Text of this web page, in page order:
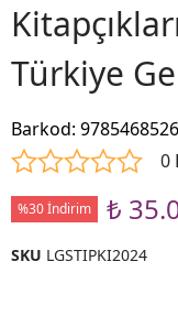
Türkiye
Barkod:
0
%30 İndirim ₺
SKU LGSTIPKI2024